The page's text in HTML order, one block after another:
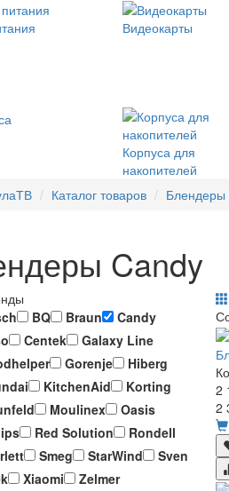
Видеокарты
Корпуса для
накопителей
Каталог товаров Блендеры
Candy
BQ Braun
Candy
Centek
Galaxy Line
Gorenje
Hiberg
KitchenAid
Korting
Moulinex
Oasis
Red Solution
Rondell
Smeg StarWind
Sven
Xiaomi
Zelmer
2
2